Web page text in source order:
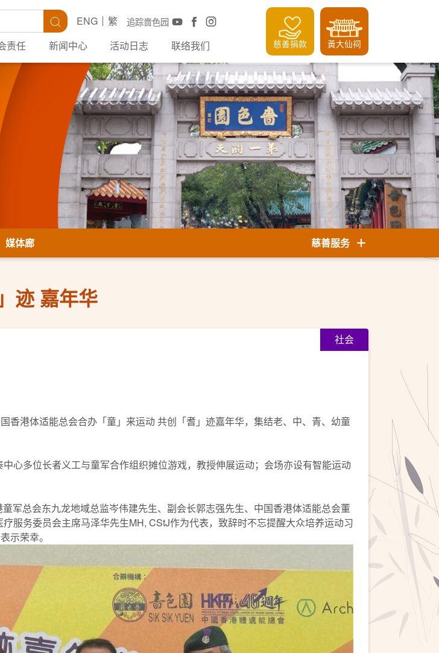
搜寻 追踪啬色园
ENG
繁
责任 新闻中心 活动日志 联络我们 慈善捐款 黃大仙祠
媒体廊 慈善服务
迹 嘉年华
社会
香港体适能总会合办「童」来运动 共创「耆」迹嘉年华，集结老、中、青、幼童
心多位长者义工与童军合作组织摊位游戏，教授伸展运动；会场亦设有智能运动
军总会东九龙地域总监岑伟建先生、副会长郭志强先生、中国香港体适能总会董
服务委员会主席马泽华先生MH, CStJ作为代表，致辞时不忘提醒大众培养运动习
示荣幸。